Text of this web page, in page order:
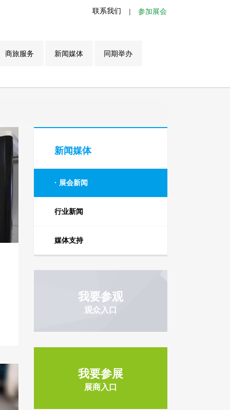
| 参加展会
联系我们
商旅服务 新闻媒体 同期举办
新闻媒体
展会新闻
行业新闻
媒体支持
我要参观
观众入口
我要参展
展商入口